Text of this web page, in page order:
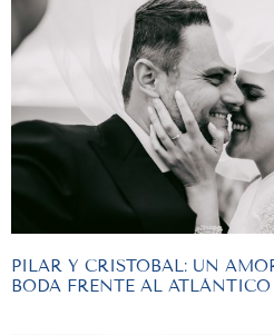
PILAR Y CRISTOBAL: UN
BODA FRENTE AL ATLÁNTICO